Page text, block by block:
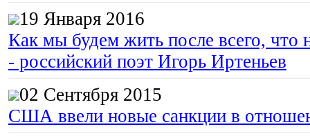
19 Января 2016
Как мы будем жить после всего, что
- российский поэт Игорь Иртеньев
02 Сентября 2015
США ввели новые санкции в